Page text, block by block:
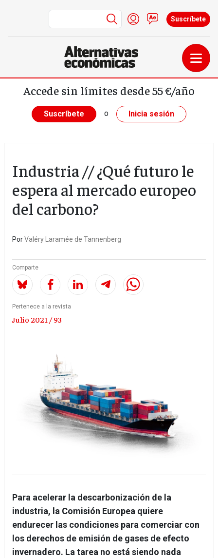
Pasar al contenido principal
Menú de cuenta de
Iniciar sesión
Contacto
Suscríbete
Accede sin límites desde 55 €/año
Suscríbete o Inicia sesión
Industria // ¿Qué futuro le
espera al mercado europeo
del carbono?
PorValéry Laramée de Tannenberg
Comparte
Pertenece a la revista
Julio 2021 / 93
Para acelerar la descarbonización de la
industria, la Comisión Europea quiere
endurecer las condiciones para comerciar con
los derechos de emisión de gases de efecto
invernadero. La tarea no está siendo nada